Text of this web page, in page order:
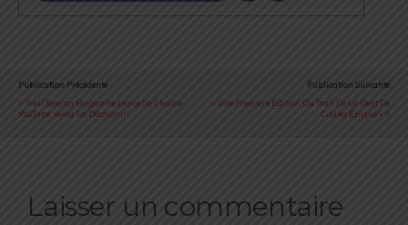
Publication Précédente
Trail Session Magazine Lance Sa Chaîne
YouTube: Venez La Découvrir!
Publication Suivante
« Une Première Édition Du Trail De La Dent De
Crolles Épique »
Laisser un commentaire